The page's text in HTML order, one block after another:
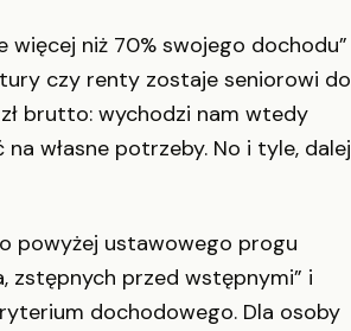
więcej niż 70% swojego dochodu”
czy renty zostaje seniorowi do
brutto: wychodzi nam wtedy
własne potrzeby. No i tyle, dalej
powyżej ustawowego progu
zstępnych przed wstępnymi” i
dochodowego. Dla osoby